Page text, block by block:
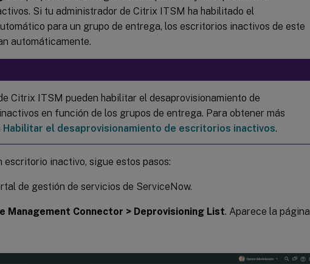
Si tu administrador de Citrix ITSM ha habilitado el
para un grupo de entrega, los escritorios inactivos de este
automáticamente.
Citrix ITSM pueden habilitar el desaprovisionamiento de
en función de los grupos de entrega. Para obtener más
Habilitar el desaprovisionamiento de escritorios inactivos.
escritorio inactivo, sigue estos pasos:
de gestión de servicios de ServiceNow.
Management Connector > Deprovisioning List. Aparece la página